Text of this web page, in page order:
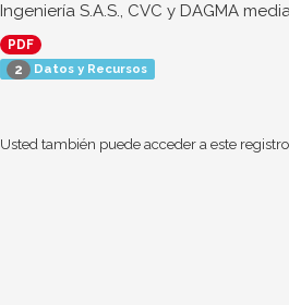
Ingeniería S.A.S., CVC y DAGMA
PDF
2
Datos y Recursos
Usted también puede acceder a este